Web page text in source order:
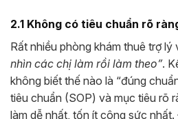
2.1 Không có tiêu chuẩn rõ
Rất nhiều phòng khám thuê trợ lý
nhìn các chị làm rồi làm theo”.
không biết thế nào là “đúng
tiêu chuẩn (SOP) và mục tiêu rõ
làm dễ nhất, tốn ít công sức